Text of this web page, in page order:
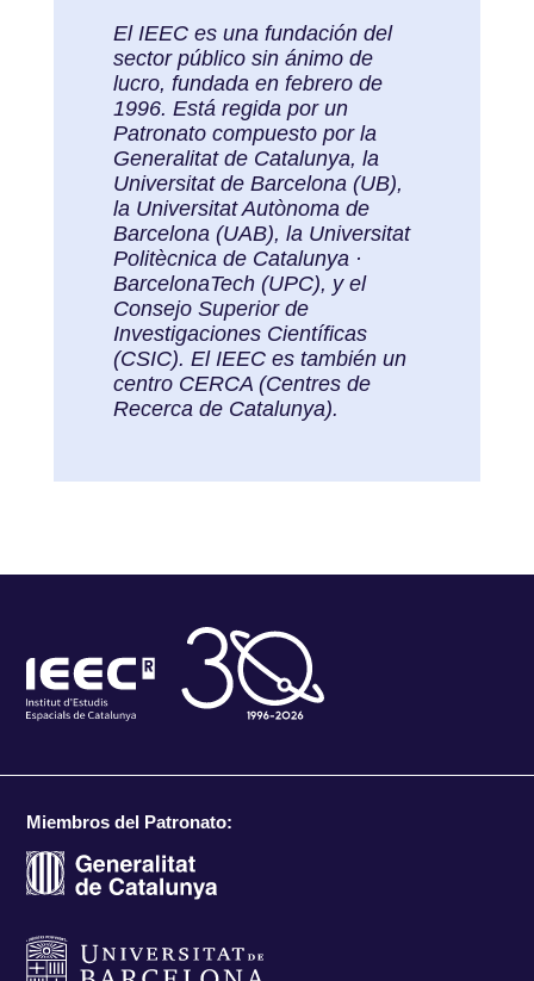
El IEEC es una fundación del
sector público sin ánimo de
lucro, fundada en febrero de
1996. Está regida por un
Patronato compuesto por la
Generalitat de Catalunya, la
Universitat de Barcelona (UB),
la Universitat Autònoma de
Barcelona (UAB), la Universitat
Politècnica de Catalunya ·
BarcelonaTech (UPC), y el
Consejo Superior de
Investigaciones Científicas
(CSIC). El IEEC es también un
centro CERCA (Centres de
Recerca de Catalunya).
Miembros del Patronato: